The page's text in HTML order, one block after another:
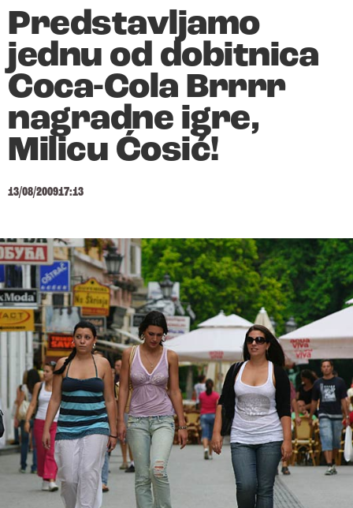
Predstavljamo
jednu od dobitnica
Coca-Cola Brrrr
nagradne igre,
Milicu Ćosić!
13/08/200917:13